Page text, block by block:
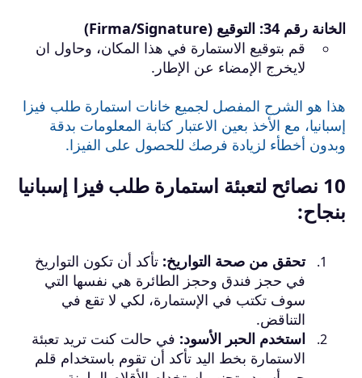
الخانة رقم 34: التوقيع (Firma/Signature)
قم بتوقيع الاستمارة في هذا المكان، وحاول ان
لايخرج الإمضاء عن الإطار.
هذا هو الشرح المفصل لجميع خانات استمارة طلب فيزا
إسبانيا، مع الأخذ بعين الاعتبار كتابة المعلومات بدقة
وبدون أخطأء لزيادة فرصك للحصول على الفيزا.
10 نصائح لتعبئة استمارة طلب فيزا إسبانيا
بنجاح:
تحقق من صحة التواريخ: تأكد أن تكون التواريخ
في حجز فندق وحجز الطائرة هي نفسها التي
سوف تكتب في الإستمارة، لكي لا تقع في
التناقض.
استخدم الحبر الأسود: في حالت كنت تريد تعبئة
الاستمارة بخط اليد تأكد أن تقوم باستخدام قلم